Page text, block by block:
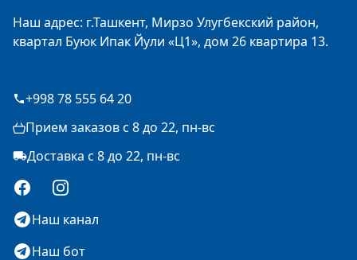
Наш адрес: г.Ташкент, Мирзо Улугбекский район,
квартал Буюк Ипак Йули «Ц1», дом 26 квартира 13.
+998 78 555 64 20
Прием заказов с 8 до 22, пн-вс
Доставка с 8 до 22, пн-вс
FacebookInstagram
Наш канал
Наш бот